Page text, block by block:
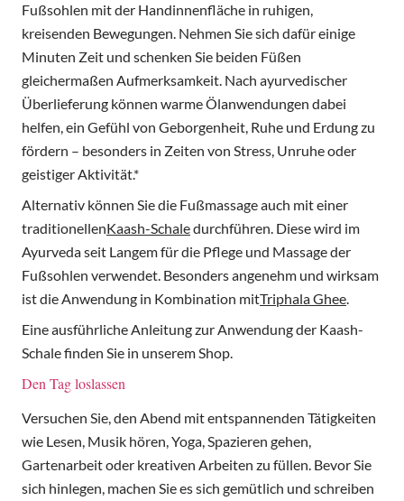
Fußsohlen mit der Handinnenfläche in ruhigen,
kreisenden Bewegungen. Nehmen Sie sich dafür einige
Minuten Zeit und schenken Sie beiden Füßen
gleichermaßen Aufmerksamkeit. Nach ayurvedischer
Überlieferung können warme Ölanwendungen dabei
helfen, ein Gefühl von Geborgenheit, Ruhe und Erdung zu
fördern – besonders in Zeiten von Stress, Unruhe oder
geistiger Aktivität.*
Alternativ können Sie die Fußmassage auch mit einer
traditionellenKaash-Schaledurchführen. Diese wird im
Ayurveda seit Langem für die Pflege und Massage der
Fußsohlen verwendet. Besonders angenehm und wirksam
ist die Anwendung in Kombination mitTriphala Ghee.
Eine ausführliche Anleitung zur Anwendung der Kaash-
Schale finden Sie in unserem Shop.
Den Tag loslassen
Versuchen Sie, den Abend mit entspannenden Tätigkeiten
wie Lesen, Musik hören, Yoga, Spazieren gehen,
Gartenarbeit oder kreativen Arbeiten zu füllen. Bevor Sie
sich hinlegen, machen Sie es sich gemütlich und schreiben